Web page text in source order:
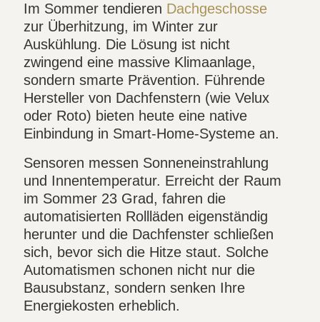
Im Sommer tendieren Dachgeschosse
zur Überhitzung, im Winter zur
Auskühlung. Die Lösung ist nicht
zwingend eine massive Klimaanlage,
sondern smarte Prävention. Führende
Hersteller von Dachfenstern (wie Velux
oder Roto) bieten heute eine native
Einbindung in Smart-Home-Systeme an.
Sensoren messen Sonneneinstrahlung
und Innentemperatur. Erreicht der Raum
im Sommer 23 Grad, fahren die
automatisierten Rollläden eigenständig
herunter und die Dachfenster schließen
sich, bevor sich die Hitze staut. Solche
Automatismen schonen nicht nur die
Bausubstanz, sondern senken Ihre
Energiekosten erheblich.